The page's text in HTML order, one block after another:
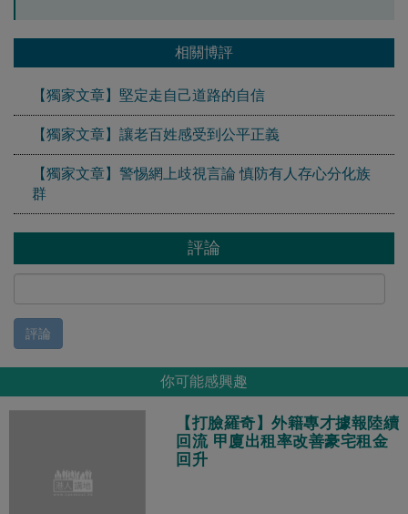
相關博評
【獨家文章】堅定走自己道路的自信
【獨家文章】讓老百姓感受到公平正義
【獨家文章】警惕網上歧視言論 慎防有人存心分化族
群
評論
評論
你可能感興趣
【打臉羅奇】外籍專才據報陸續
回流 甲廈出租率改善豪宅租金
回升